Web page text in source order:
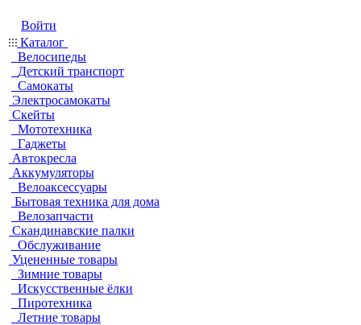
Войти
Каталог
Велосипеды
Детский транспорт
Самокаты
Электросамокаты
Скейты
Мототехника
Гаджеты
Автокресла
Аккумуляторы
Велоаксессуары
Бытовая техника для дома
Велозапчасти
Скандинавские палки
Обслуживание
Уцененные товары
Зимние товары
Искусственные ёлки
Пиротехника
Летние товары